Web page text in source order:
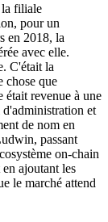
la filiale
pour un
en 2018, la
avec elle.
C'était la
chose que
était revenue à une
et
de nom en
passant
on-chain
ajoutant les
le marché attend